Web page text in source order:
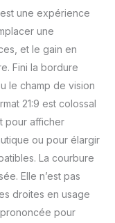
une expérience
une
et le gain en
Fini la bordure
le champ de vision
21:9 est colossal
pour afficher
ou pour élargir
La courbure
Elle n’est pas
droites en usage
pour